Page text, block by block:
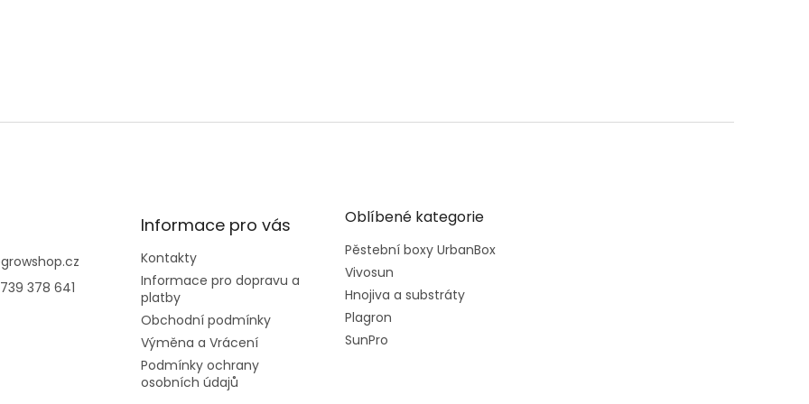
growshop.cz
378 641
Informace pro vás
Kontakty
Informace pro dopravu a
platby
Obchodní podmínky
Výměna a Vrácení
Podmínky ochrany
osobních údajů
Oblíbené kategorie
Pěstební boxy UrbanBox
Vivosun
Hnojiva a substráty
Plagron
SunPro